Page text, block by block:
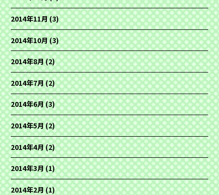
2014年11月(3)
2014年10月(3)
2014年8月(2)
2014年7月(2)
2014年6月(3)
2014年5月(2)
2014年4月(2)
2014年3月(1)
2014年2月(1)